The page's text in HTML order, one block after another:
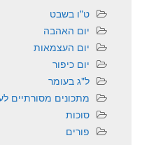
ט"ו בשבט
יום האהבה
יום העצמאות
יום כיפור
ל"ג בעומר
מתכונים מסורתיים
סוכות
פורים